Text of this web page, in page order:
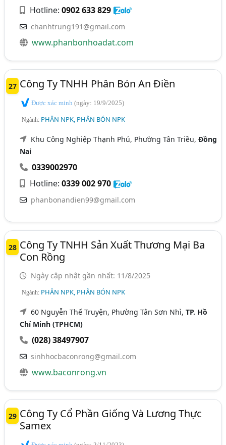
Hotline:0902 633 829
chanhtrung191@gmail.com
www.phanbonhoadat.com
27 Công Ty TNHH Phân Bón An Điền
Được xác minh(ngày: 19/9/2025)
Ngành: PHÂN NPK, PHÂN BÓN NPK
Khu Công Nghiệp Thạnh Phú, Phường Tân Triều,Đồng
Nai
0339002970
Hotline:0339 002 970
phanbonandien99@gmail.com
28 Công Ty TNHH Sản Xuất Thương Mại Ba
Con Rồng
Ngày cập nhật gần nhất: 11/8/2025
Ngành: PHÂN NPK, PHÂN BÓN NPK
60 Nguyễn Thế Truyện, Phường Tân Sơn Nhì,TP. Hồ
Chí Minh (TPHCM)
(028) 38497907
sinhhocbaconrong@gmail.com
www.baconrong.vn
29 Công Ty Cổ Phần Giống Và Lương Thực
Samex